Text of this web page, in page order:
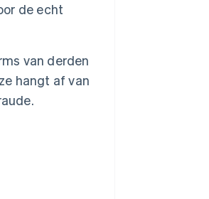
de echt
van derden
hangt af van